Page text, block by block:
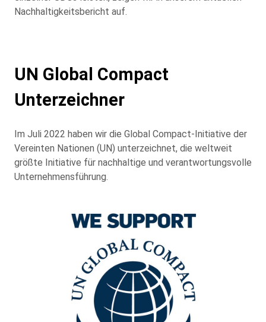
Nachhaltigkeitsbericht auf.
UN Global Compact
Unterzeichner
Im Juli 2022 haben wir die Global Compact-Initiative der
Vereinten Nationen (UN) unterzeichnet, die weltweit
größte Initiative für nachhaltige und verantwortungsvolle
Unternehmensführung.